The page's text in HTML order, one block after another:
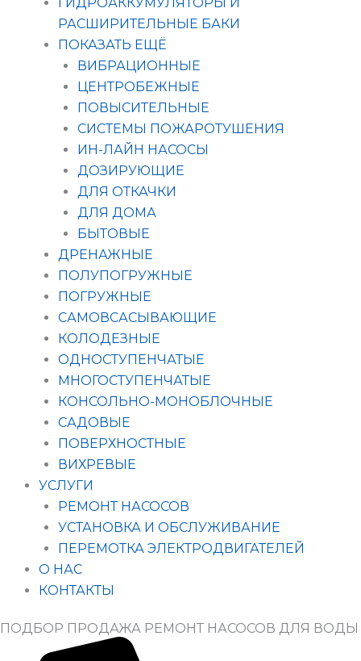
РАСШИРИТЕЛЬНЫЕ БАКИ
ПОКАЗАТЬ ЕЩЁ
ВИБРАЦИОННЫЕ
ЦЕНТРОБЕЖНЫЕ
ПОВЫСИТЕЛЬНЫЕ
СИСТЕМЫ ПОЖАРОТУШЕНИЯ
ИН-ЛАЙН НАСОСЫ
ДОЗИРУЮЩИЕ
ДЛЯ ОТКАЧКИ
ДЛЯ ДОМА
БЫТОВЫЕ
ДРЕНАЖНЫЕ
ПОЛУПОГРУЖНЫЕ
ПОГРУЖНЫЕ
САМОВСАСЫВАЮЩИЕ
КОЛОДЕЗНЫЕ
ОДНОСТУПЕНЧАТЫЕ
МНОГОСТУПЕНЧАТЫЕ
КОНСОЛЬНО-МОНОБЛОЧНЫЕ
САДОВЫЕ
ПОВЕРХНОСТНЫЕ
ВИХРЕВЫЕ
УСЛУГИ
РЕМОНТ НАСОСОВ
УСТАНОВКА И ОБСЛУЖИВАНИЕ
ПЕРЕМОТКА ЭЛЕКТРОДВИГАТЕЛЕЙ
О НАС
КОНТАКТЫ
ПОДБОР ПРОДАЖА РЕМОНТ НАСОСОВ ДЛЯ ВОДЫ